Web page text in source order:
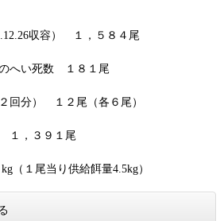
収容） １，５８４尾
へい死数 １８１尾
回分） １２尾（各６尾）
，３９１尾
１尾当り供給餌量4.5kg）